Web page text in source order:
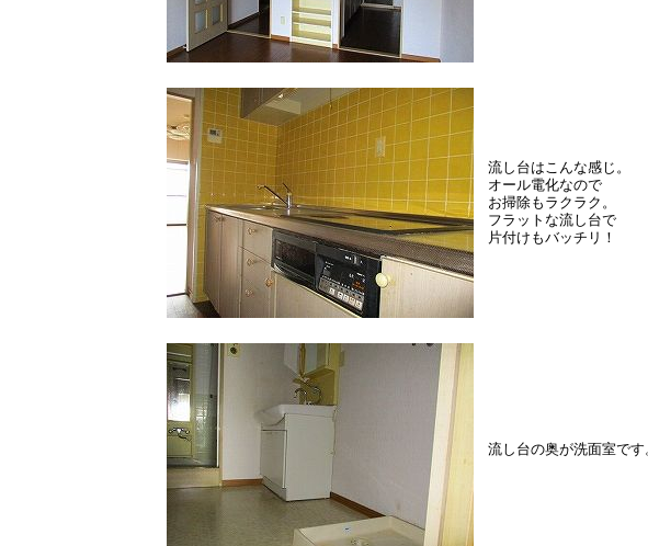
流し台はこんな感じ。
オール電化なので
お掃除もラクラク。
フラットな流し台で
片付けもバッチリ！
流し台の奥が洗面室です